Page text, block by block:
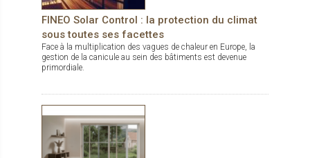
ouvertures/fermetures par jour. > Accessibilité de la batterie et
du panneau qui permet l'entretien ou la réparation en un temps
très rapide. Solozip de Griesser est disponible en 150
couleurs (dont gamme RAL standard et couleurs tendances
du marché) et plus de 300 tissus standards.
FINEO Solar Control : la protection du climat
sous toutes ses facettes
Face à la multiplication des vagues de chaleur en Europe, la
gestion de la canicule au sein des bâtiments est devenue
primordiale.